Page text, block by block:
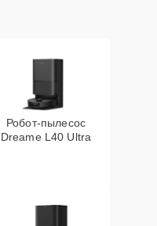
Робот-пылесос
Dreame L40 Ultra